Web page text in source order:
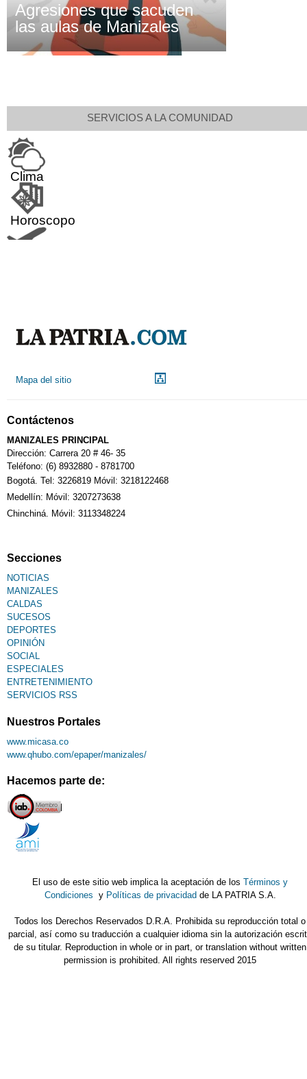
Agresiones que sacuden
las aulas de Manizales
SERVICIOS A LA COMUNIDAD
Clima
Horoscopo
Calendario Tributario
Sudoku
Mapa del sitio
Contáctenos
MANIZALES PRINCIPAL
Dirección: Carrera 20 # 46- 35
Teléfono: (6) 8932880 - 8781700
Bogotá. Tel: 3226819 Móvil: 3218122468
Medellín: Móvil: 3207273638
Chinchiná. Móvil: 3113348224
Secciones
NOTICIAS
MANIZALES
CALDAS
SUCESOS
DEPORTES
OPINIÓN
SOCIAL
ESPECIALES
ENTRETENIMIENTO
SERVICIOS RSS
Nuestros Portales
www.micasa.co
www.qhubo.com/epaper/manizales/
Hacemos parte de:
El uso de este sitio web implica la aceptación de losTérminos y
Condiciones y Políticas de privacidad de LA PATRIA S.A.
Todos los Derechos Reservados D.R.A. Prohibida su reproducción total o
parcial, así como su traducción a cualquier idioma sin la autorización
de su titular. Reproduction in whole or in part, or translation without written
permission is prohibited. All rights reserved 2015